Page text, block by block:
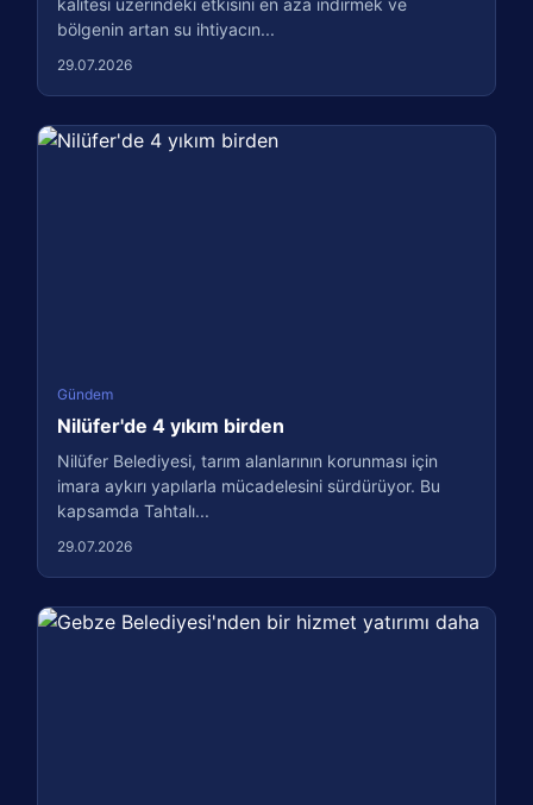
kalitesi üzerindeki etkisini en aza indirmek ve
bölgenin artan su ihtiyacın...
29.07.2026
Gündem
Nilüfer'de 4 yıkım birden
Nilüfer Belediyesi, tarım alanlarının korunması için
imara aykırı yapılarla mücadelesini sürdürüyor. Bu
kapsamda Tahtalı...
29.07.2026